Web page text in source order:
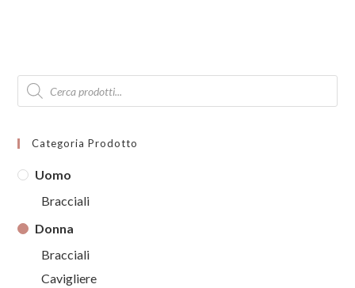
Products
search
Categoria Prodotto
Uomo
Bracciali
Donna
Bracciali
Cavigliere